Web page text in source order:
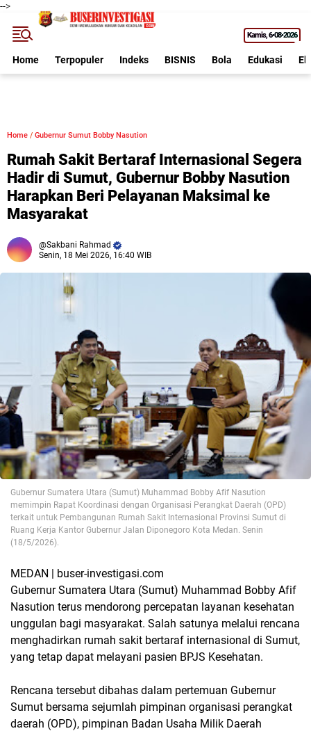
-->
Kamis 6•08•2026
Home Terpopuler Indeks BISNIS Bola Edukasi
Home / Gubernur Sumut Bobby Nasution
Rumah Sakit Bertaraf Internasional Segera
Hadir di Sumut, Gubernur Bobby Nasution
Harapkan Beri Pelayanan Maksimal ke
Masyarakat
Sakbani Rahmad
Senin, 18 Mei 2026, 16:40 WIB
Gubernur Sumatera Utara (Sumut) Muhammad Bobby Afif Nasution
memimpin Rapat Koordinasi dengan Organisasi Perangkat Daerah (OPD)
terkait untuk Pembangunan Rumah Sakit Internasional Provinsi Sumut di
Ruang Kerja Kantor Gubernur Jalan Diponegoro Kota Medan. Senin
(18/5/2026).
MEDAN | buser-investigasi.com
Gubernur Sumatera Utara (Sumut) Muhammad Bobby Afif
Nasution terus mendorong percepatan layanan kesehatan
unggulan bagi masyarakat. Salah satunya melalui rencana
menghadirkan rumah sakit bertaraf internasional di Sumut,
yang tetap dapat melayani pasien BPJS Kesehatan.
Rencana tersebut dibahas dalam pertemuan Gubernur
Sumut bersama sejumlah pimpinan organisasi perangkat
daerah (OPD), pimpinan Badan Usaha Milik Daerah